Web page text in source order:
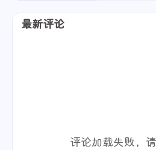
最新评论
评论加载失败，